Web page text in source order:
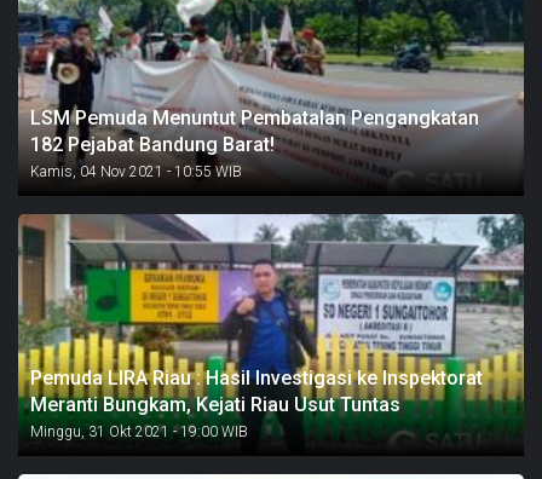
LSM Pemuda Menuntut Pembatalan Pengangkatan
182 Pejabat Bandung Barat!
Kamis, 04 Nov 2021 - 10:55 WIB
Pemuda LIRA Riau : Hasil Investigasi ke Inspektorat
Meranti Bungkam, Kejati Riau Usut Tuntas
Minggu, 31 Okt 2021 - 19:00 WIB